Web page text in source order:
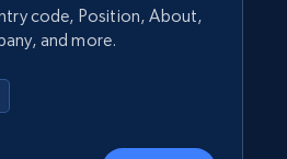
code, Position, About,
and more.